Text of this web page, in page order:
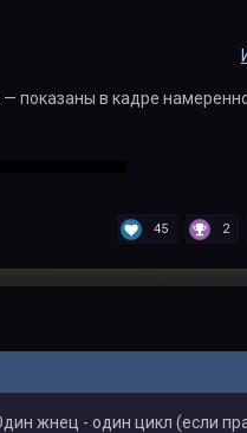
— показаны в кадре
45 2
жнец - один цикл (если